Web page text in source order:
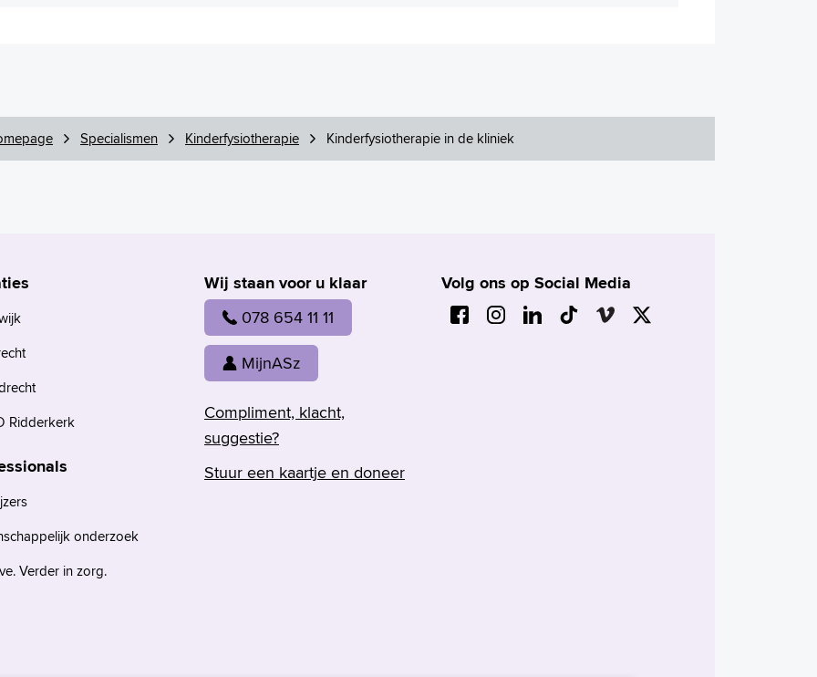
Specialismen Kinderfysiotherapie Kinderfysiotherapie in de kliniek
Wij staan voor u klaar
078 654 11 11
MijnASz
Compliment, klacht,
suggestie?
Stuur een kaartje en doneer
Volg ons op Social Media
Ridderkerk
onderzoek
Verder in zorg.